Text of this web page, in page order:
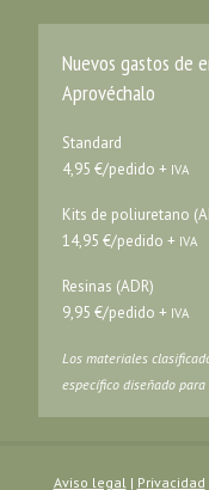
Nuevos gastos de
Aprovéchalo
Standard
4,95 €/pedido + IVA
Kits de poliuretano
14,95 €/pedido + IVA
Resinas (ADR)
9,95 €/pedido + IVA
Los materiales
específico diseñado
Aviso legal| Privacidad